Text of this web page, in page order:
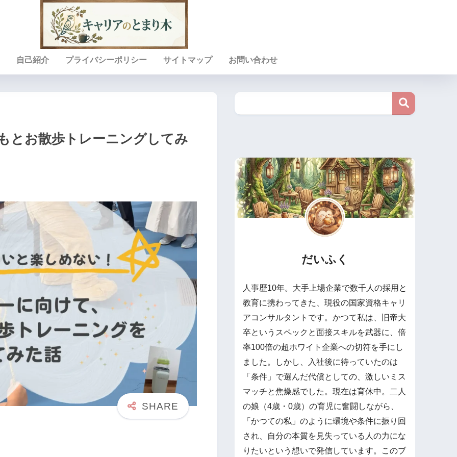
自己紹介 プライバシーポリシー サイトマップ お問い合わせ
とお散歩トレーニングしてみ
だいふく
​人事歴10年。大手上場企業で数千人の採用と
教育に携わってきた、現役の国家資格キャリ
アコンサルタントです。 ​かつて私は、旧帝大
卒というスペックと面接スキルを武器に、倍
率100倍の超ホワイト企業への切符を手にし
ました。しかし、入社後に待っていたのは
「条件」で選んだ代償としての、激しいミス
マッチと焦燥感でした。 ​現在は育休中。二人
の娘（4歳・0歳）の育児に奮闘しながら、
「かつての私」のように環境や条件に振り回
され、自分の本質を見失っている人の力にな
りたいという想いで発信しています。 ​このブ